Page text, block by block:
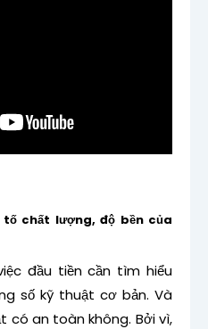
chất lượng, độ bền của
đầu tiền cần tìm hiểu
số kỹ thuật cơ bản. Và
có an toàn không. Bởi vì,